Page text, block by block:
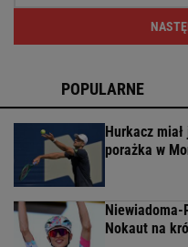
POPULARNE
Hurkacz
porażka w
Nokaut na